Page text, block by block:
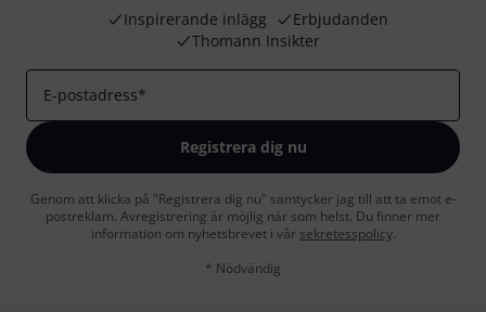
Inspirerande inlägg
Erbjudanden
Thomann Insikter
E-postadress*
Registrera dig nu
Genom att klicka på "Registrera dig nu" samtycker jag till att ta emot e-
postreklam. Avregistrering är möjlig när som helst. Du finner mer
information om nyhetsbrevet i vår sekretesspolicy.
* Nödvändig